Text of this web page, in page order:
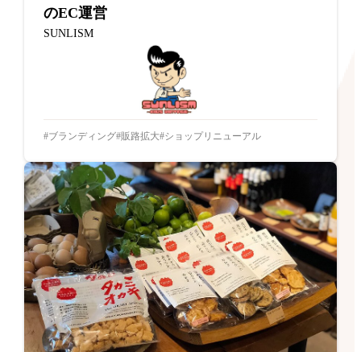
のEC運営
SUNLISM
ブランディング 販路拡大 ショップリニューアル